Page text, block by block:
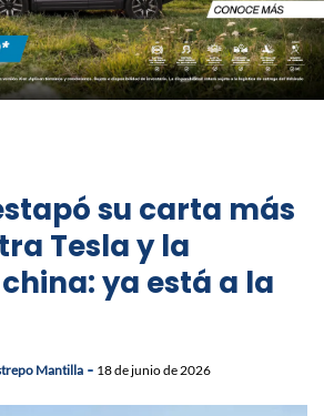
su carta más
Tesla y la
ya está a la
Mantilla 18 de junio de 2026